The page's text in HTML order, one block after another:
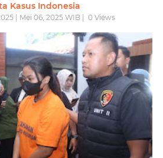
Kasus Indonesia
| Mei 06, 2025 WIB | 0 Views